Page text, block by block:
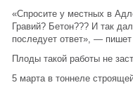
«Спросите у местных в
Гравий? Бетон??? И так
последует ответ», —
Плоды такой работы не
5 марта в тоннеле